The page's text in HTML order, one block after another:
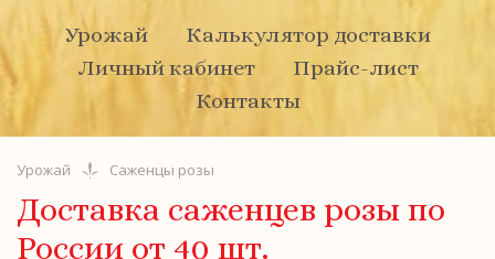
Урожай
Калькулятор доставки
Личный кабинет
Прайс-лист
Контакты
Урожай Саженцы розы
Доставка саженцев розы по
России от 40 шт.